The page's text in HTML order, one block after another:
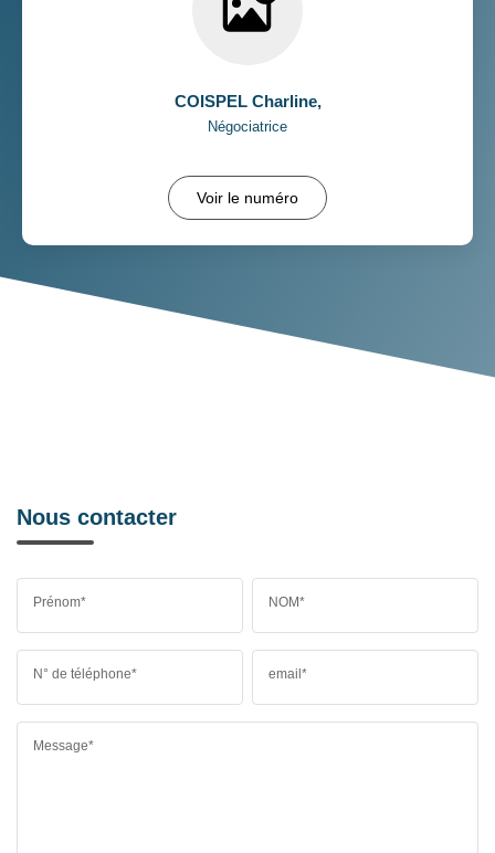
COISPEL Charline,
Négociatrice
Voir le numéro
Nous contacter
Prénom* NOM*
N° de téléphone* email*
Message*